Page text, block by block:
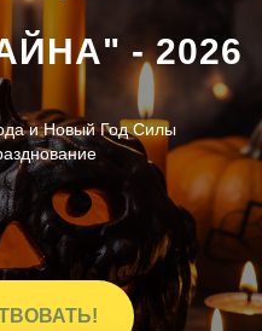
- 2026
и Новый Год Силы